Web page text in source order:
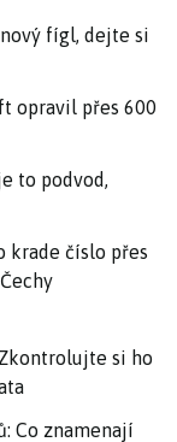
fígl, dejte si
opravil přes 600
to podvod,
krade číslo přes
si ho
Co znamenají